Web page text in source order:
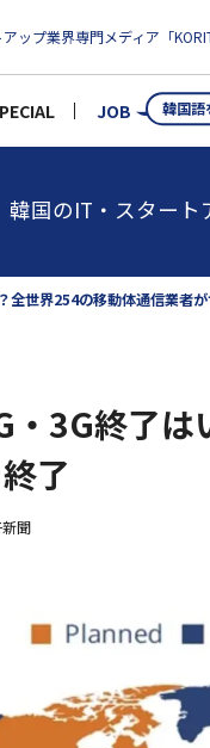
ップ業界専門メディア「KORIT
JOB 韓国語
韓国のIT・スタート
全世界254の移動体通信業者
・3G終了
了
聞